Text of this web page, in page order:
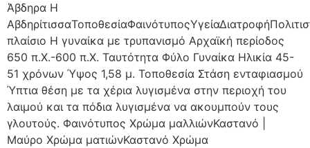
Άβδηρα Η
πλαίσιο Η γυναίκα με τρυπανισμό Αρχαϊκή περίοδος
650 π.Χ.-600 π.Χ. Ταυτότητα Φύλο Γυναίκα Ηλικία 45-
51 χρόνων Ύψος 1,58 μ. Τοποθεσία Στάση ενταφιασμού
Ύπτια θέση με τα χέρια λυγισμένα στην περιοχή του
λαιμού και τα πόδια λυγισμένα να ακουμπούν τους
γλουτούς. Φαινότυπος Χρώμα μαλλιώνΚαστανό |
Μαύρο Χρώμα ματιώνΚαστανό Χρώμα